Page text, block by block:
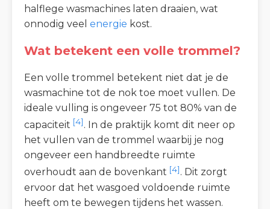
halflege wasmachines laten draaien, wat
onnodig veel energie kost.
Wat betekent een volle trommel?
Een volle trommel betekent niet dat je de
wasmachine tot de nok toe moet vullen. De
ideale vulling is ongeveer 75 tot 80% van de
capaciteit [4]. In de praktijk komt dit neer op
het vullen van de trommel waarbij je nog
ongeveer een handbreedte ruimte
overhoudt aan de bovenkant [4]. Dit zorgt
ervoor dat het wasgoed voldoende ruimte
heeft om te bewegen tijdens het wassen.